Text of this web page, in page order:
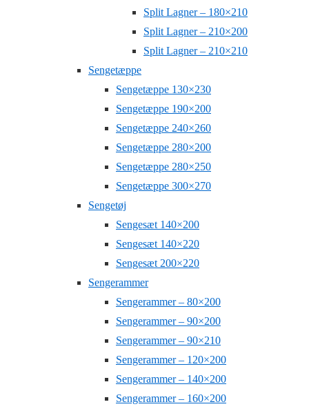
Split Lagner – 180×210
Split Lagner – 210×200
Split Lagner – 210×210
Sengetæppe
Sengetæppe 130×230
Sengetæppe 190×200
Sengetæppe 240×260
Sengetæppe 280×200
Sengetæppe 280×250
Sengetæppe 300×270
Sengetøj
Sengesæt 140×200
Sengesæt 140×220
Sengesæt 200×220
Sengerammer
Sengerammer – 80×200
Sengerammer – 90×200
Sengerammer – 90×210
Sengerammer – 120×200
Sengerammer – 140×200
Sengerammer – 160×200